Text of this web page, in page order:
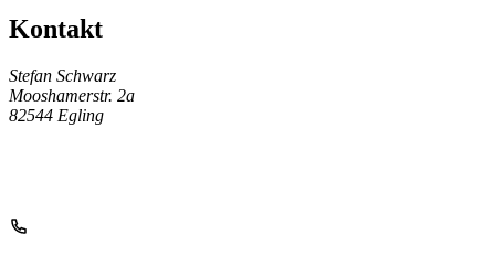
Kontakt
Stefan Schwarz
Mooshamerstr. 2a
82544 Egling